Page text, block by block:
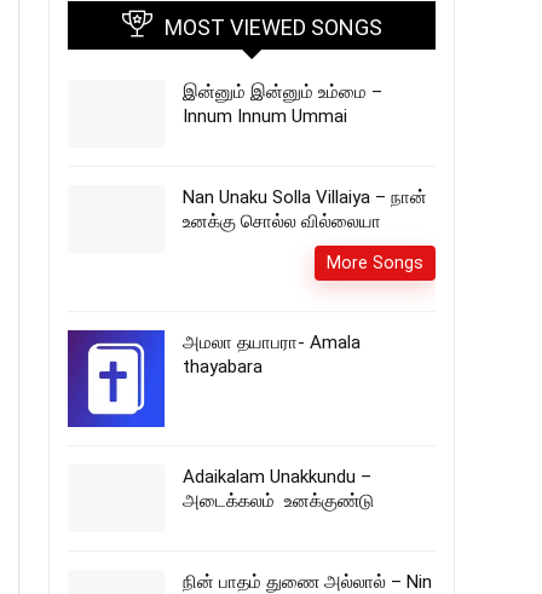
MOST VIEWED SONGS
இன்னும் இன்னும் உம்மை –
Innum Innum Ummai
Nan Unaku Solla Villaiya – நான்
உனக்கு சொல்ல வில்லையா
More Songs
அமலா தயாபரா- Amala
thayabara
Adaikalam Unakkundu –
அடைக்கலம் உனக்குண்டு
நின் பாதம் துணை அல்லால் – Nin